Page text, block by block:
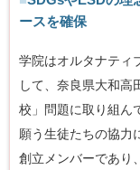
ースを確保
学院はオルタナティ
して、奈良県大和高
校」問題に取り組ん
願う生徒たちの協力
創立メンバーであり